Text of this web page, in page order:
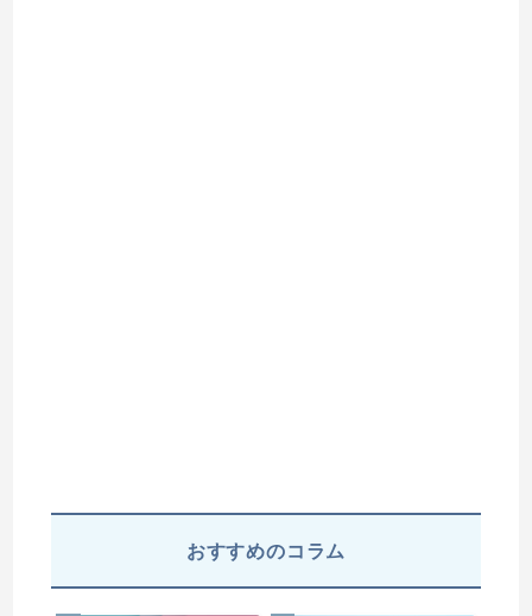
おすすめのコラム